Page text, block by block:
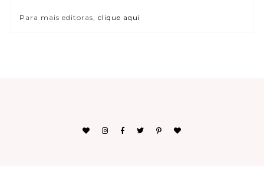
Para mais editoras, clique aqui